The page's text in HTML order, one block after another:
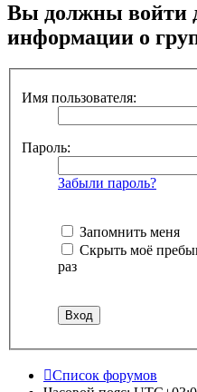
Вы должны войти
информации о
Имя пользователя:
Пароль:
Забыли пароль?
Запомнить меня
Скрыть моё
раз
Список форумов